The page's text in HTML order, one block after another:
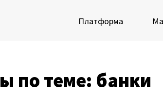
Платформа
AI в экосистеме Loginom
по теме: банки